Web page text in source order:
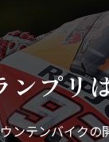
ンプリ
ンテンバイクの